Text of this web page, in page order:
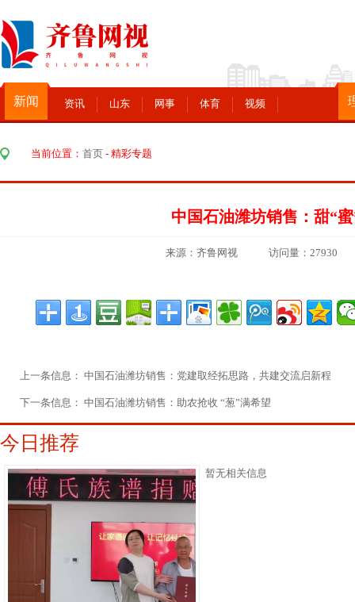
新闻 资讯 山东 网事 体育 视频
当前位置： 首页 - 精彩专题
中国石油潍坊销售：甜“
来源：齐鲁网视 访问量：27930
上一条信息： 中国石油潍坊销售：党建取经拓思路，共建交流启新程
下一条信息： 中国石油潍坊销售：助农抢收 “葱”满希望
今日推荐
暂无相关信息